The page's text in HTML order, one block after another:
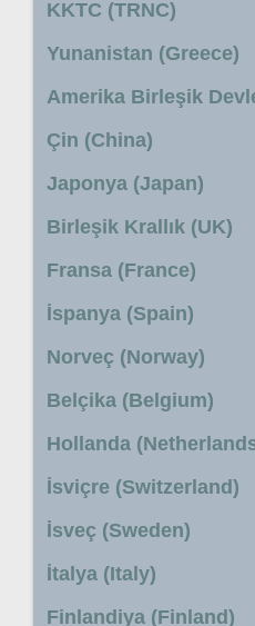
KKTC (TRNC)
Yunanistan (Greece)
Amerika Birleşik
Çin (China)
Japonya (Japan)
Birleşik Krallık (UK)
Fransa (France)
İspanya (Spain)
Norveç (Norway)
Belçika (Belgium)
Hollanda
İsviçre (Switzerland)
İsveç (Sweden)
İtalya (Italy)
Finlandiya (Finland)